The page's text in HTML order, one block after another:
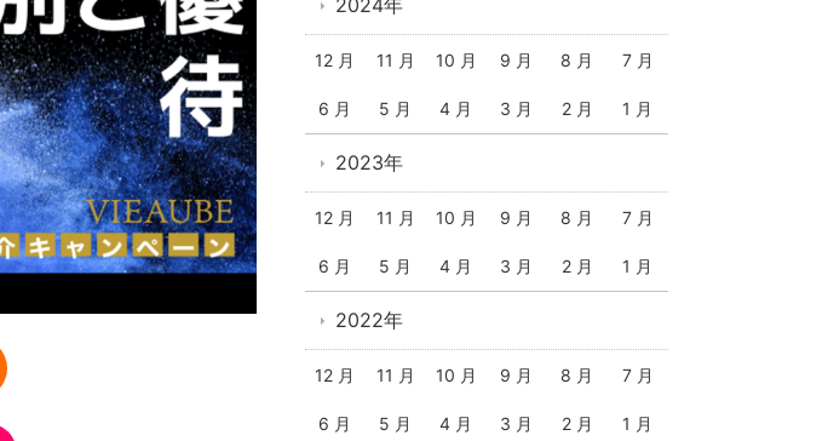
2024年
12 月 11 月 10 月 9 月 8 月 7 月
6 月 5 月 4 月 3 月 2 月 1 月
2023年
12 月 11 月 10 月 9 月 8 月 7 月
6 月 5 月 4 月 3 月 2 月 1 月
2022年
12 月 11 月 10 月 9 月 8 月 7 月
6 月 5 月 4 月 3 月 2 月 1 月